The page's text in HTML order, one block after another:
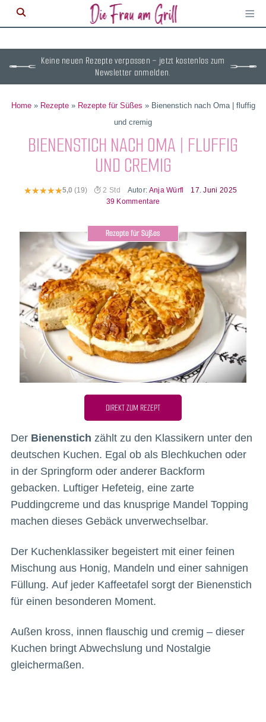
≡
Keine neuen Rezepte verpassen – jetzt kostenlos zum
Newsletter anmelden.
Home» Rezepte» Rezepte für Süßes » Bienenstich nach Oma | fluffig
und cremig
BIENENSTICH NACH OMA | FLUFFIG
UND CREMIG
5,0(19) 2 Std Autor: Anja Würfl
17. Juni 2025
39 Kommentare
Rezepte für Süßes
DIREKT ZUM REZEPT
Der Bienenstich zählt zu den Klassikern unter den
deutschen Kuchen. Egal ob als Blechkuchen oder
in der Springform oder anderer Backform
gebacken. Luftiger Hefeteig, eine zarte
Puddingcreme und das knusprige Mandel Topping
machen dieses Gebäck unverwechselbar.
Der Kuchenklassiker begeistert mit einer feinen
Mischung aus Honig, Mandeln und einer sahnigen
Füllung. Auf jeder Kaffeetafel sorgt der Bienenstich
für einen besonderen Moment.
Außen kross, innen flauschig und cremig – dieser
Kuchen bringt Abwechslung und Nostalgie
gleichermaßen.